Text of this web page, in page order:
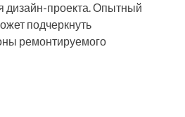
дизайн-проекта. Опытный
подчеркнуть
ремонтируемого